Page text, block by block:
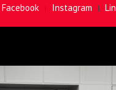
Facebook Instagram